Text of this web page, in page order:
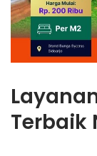
Terbaik